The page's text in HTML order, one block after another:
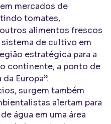
mercados de
tomates,
alimentos frescos
de cultivo em
estratégica para a
continente, a ponto de
Europa”.
surgem também
alertam para
água em uma área